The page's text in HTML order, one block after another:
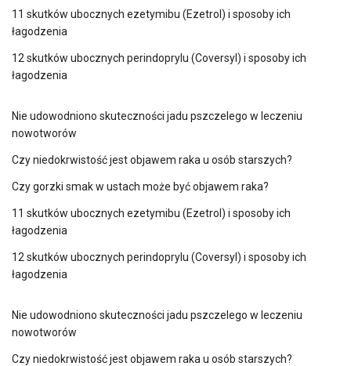
11 skutków ubocznych ezetymibu (Ezetrol) i sposoby ich
łagodzenia
12 skutków ubocznych perindoprylu (Coversyl) i sposoby ich
łagodzenia
Nie udowodniono skuteczności jadu pszczelego w leczeniu
nowotworów
Czy niedokrwistość jest objawem raka u osób starszych?
Czy gorzki smak w ustach może być objawem raka?
11 skutków ubocznych ezetymibu (Ezetrol) i sposoby ich
łagodzenia
12 skutków ubocznych perindoprylu (Coversyl) i sposoby ich
łagodzenia
Nie udowodniono skuteczności jadu pszczelego w leczeniu
nowotworów
Czy niedokrwistość jest objawem raka u osób starszych?